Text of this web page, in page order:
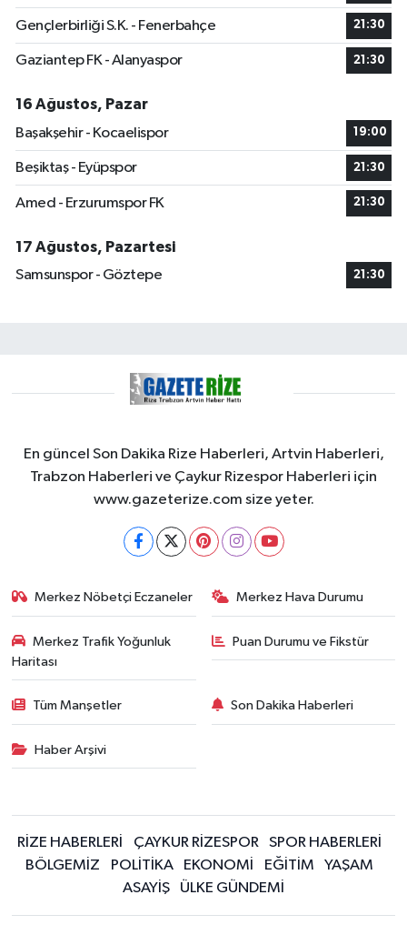
Gençlerbirliği S.K. - Fenerbahçe 21:30
Gaziantep FK - Alanyaspor 21:30
16 Ağustos, Pazar
Başakşehir - Kocaelispor
19:00
Beşiktaş - Eyüpspor 21:30
Amed - Erzurumspor FK 21:30
17 Ağustos, Pazartesi
Samsunspor - Göztepe
21:30
En güncel Son Dakika Rize Haberleri, Artvin Haberleri,
Trabzon Haberleri ve Çaykur Rizespor Haberleri için
www.gazeterize.com size yeter.
Merkez Nöbetçi Eczaneler Merkez Hava Durumu
Merkez Trafik Yoğunluk
Haritası
Puan Durumu ve Fikstür
Tüm Manşetler Son Dakika Haberleri
Haber Arşivi
RİZE HABERLERİ ÇAYKUR RİZESPOR
SPOR HABERLERİ
BÖLGEMİZ
POLİTİKA EKONOMİ EĞİTİM
YAŞAM
ASAYİŞ
ÜLKE GÜNDEMİ